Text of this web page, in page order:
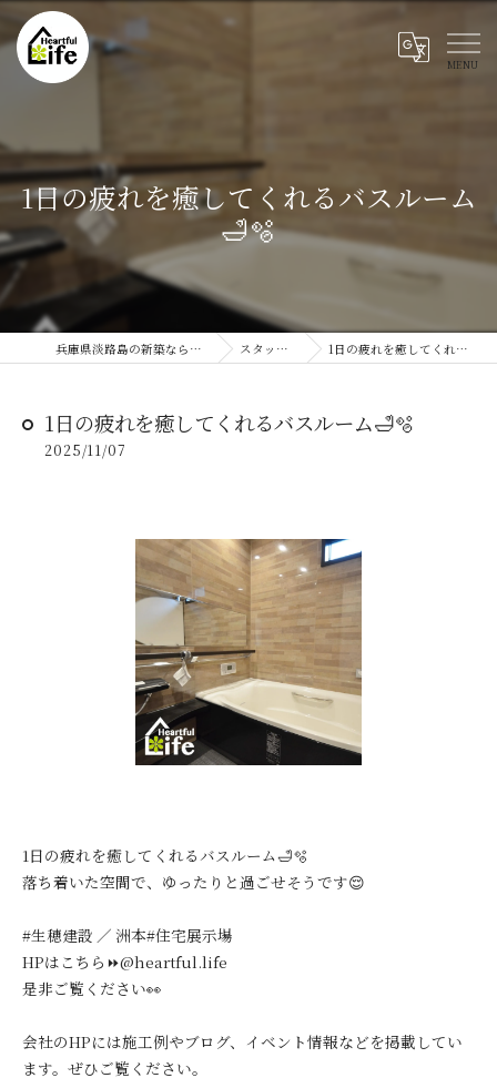
1日の疲れを癒してくれるバスルーム
🛁🫧
兵庫県淡路島の新築ならハートフルライフ スタッフブログ 1日の疲れを癒してくれるバスルーム🛁🫧
1日の疲れを癒してくれるバスルーム🛁🫧
2025/11/07
1日の疲れを癒してくれるバスルーム🛁🫧
落ち着いた空間で、ゆったりと過ごせそうです😌
#生穂建設 ／ 洲本#住宅展示場
HPはこちら⏩@heartful.life
是非ご覧ください👀
会社のHPには施工例やブログ、イベント情報などを掲載してい
ます。ぜひご覧ください。